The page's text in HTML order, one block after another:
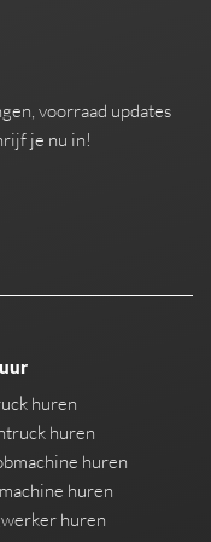
voorraad updates
je nu in!
huren
huren
huren
huren
huren